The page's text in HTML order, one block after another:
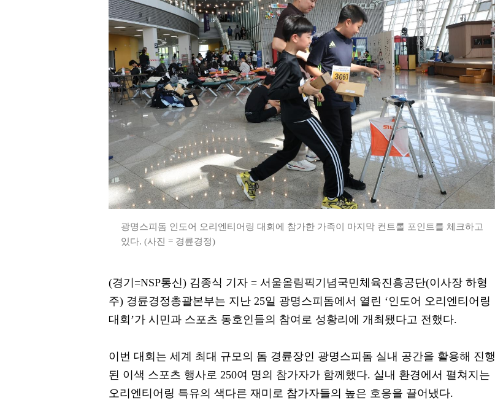
광명스피돔 인도어 오리엔티어링 대회에 참가한 가족이 마지막 컨트롤 포인트를 체크하고
있다. (사진 = 경륜경정)
(경기=NSP통신) 김종식 기자 = 서울올림픽기념국민체육진흥공단(이사장 하형
주) 경륜경정총괄본부는 지난 25일 광명스피돔에서 열린 ‘인도어 오리엔티어링
대회’가 시민과 스포츠 동호인들의 참여로 성황리에 개최됐다고 전했다.
이번 대회는 세계 최대 규모의 돔 경륜장인 광명스피돔 실내 공간을 활용해 진행
된 이색 스포츠 행사로 250여 명의 참가자가 함께했다. 실내 환경에서 펼쳐지는
오리엔티어링 특유의 색다른 재미로 참가자들의 높은 호응을 끌어냈다.